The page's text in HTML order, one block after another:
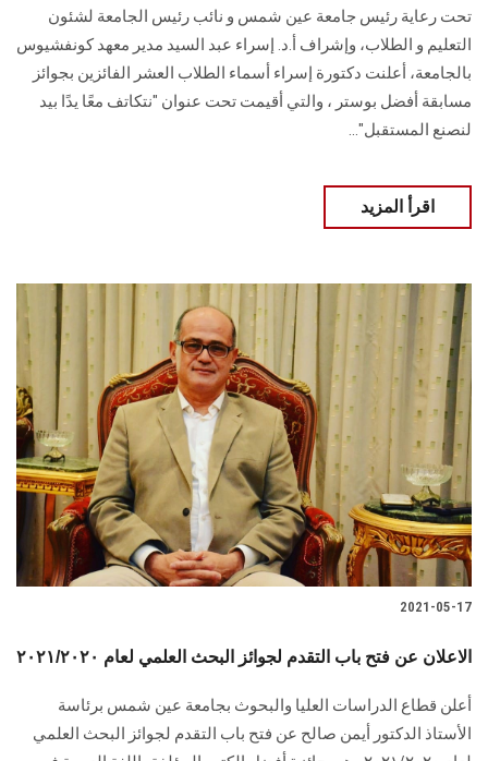
تحت رعاية رئيس جامعة عين شمس و نائب رئيس الجامعة لشئون
التعليم و الطلاب، وإشراف أ.د. إسراء عبد السيد مدير معهد كونفشيوس
بالجامعة، أعلنت دكتورة إسراء أسماء الطلاب العشر الفائزين بجوائز
مسابقة أفضل بوستر ، والتي أقيمت تحت عنوان "نتكاتف معًا يدًا بيد
لنصنع المستقبل"...
اقرأ المزيد
2021-05-17
الاعلان عن فتح باب التقدم لجوائز البحث العلمي لعام ٢٠٢١/٢٠٢٠
أعلن قطاع الدراسات العليا والبحوث بجامعة عين شمس برئاسة
الأستاذ الدكتور أيمن صالح عن فتح باب التقدم لجوائز البحث العلمي